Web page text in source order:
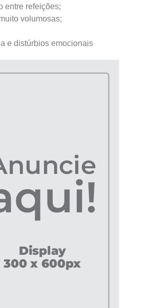
entre refeições;
volumosas;
e distúrbios emocionais